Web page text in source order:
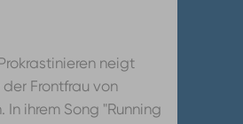
neigt
Frontfrau von
ihrem Song "Running